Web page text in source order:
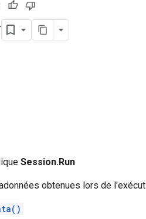
Session.Run
obtenues lors de